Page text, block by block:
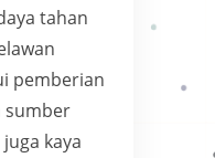
tahan
pemberian
sumber
kaya